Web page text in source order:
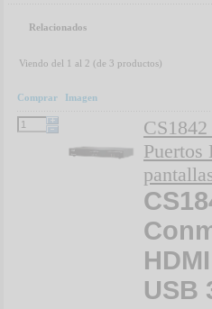
Relacionados
Viendo del 1 al 2 (de 3 productos)
Comprar Imagen
USB